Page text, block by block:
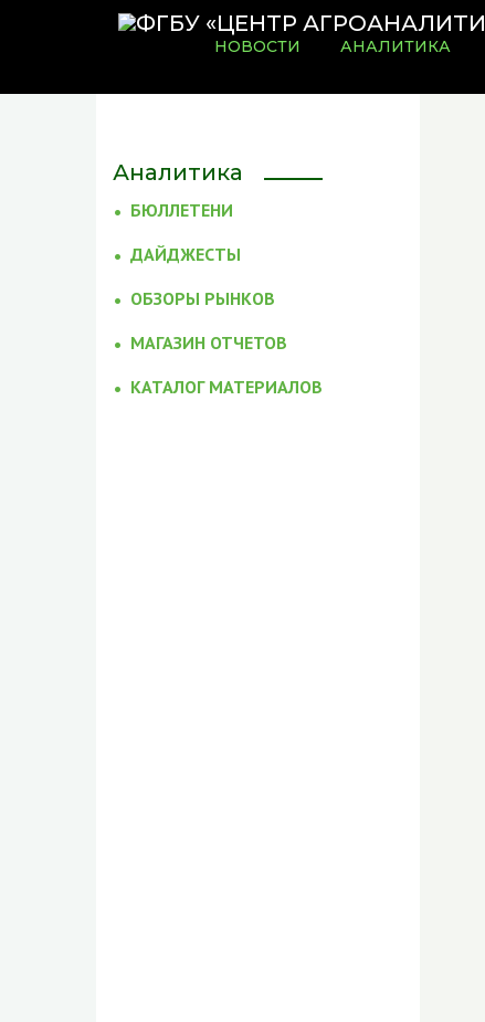
НОВОСТИ АНАЛИТИКА
Аналитика
БЮЛЛЕТЕНИ
ДАЙДЖЕСТЫ
ОБЗОРЫ РЫНКОВ
МАГАЗИН ОТЧЕТОВ
КАТАЛОГ МАТЕРИАЛОВ